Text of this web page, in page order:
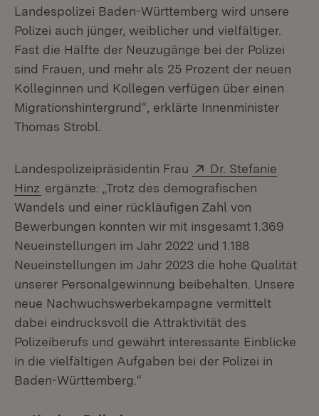
Landespolizei Baden-Württemberg wird unsere
Polizei auch jünger, weiblicher und vielfältiger.
Fast die Hälfte der Neuzugänge bei der Polizei
sind Frauen, und mehr als 25 Prozent der neuen
Kolleginnen und Kollegen verfügen über einen
Migrationshintergrund“, erklärte Innenminister
Thomas Strobl.
Landespolizeipräsidentin Frau Extern:
Dr. Stefanie
Hinz (Öffnet in neuem Fenster)
ergänzte: „Trotz des demografischen
Wandels und einer rückläufigen Zahl von
Bewerbungen konnten wir mit insgesamt 1.369
Neueinstellungen im Jahr 2022 und 1.188
Neueinstellungen im Jahr 2023 die hohe Qualität
unserer Personalgewinnung beibehalten. Unsere
neue Nachwuchswerbekampagne vermittelt
dabei eindrucksvoll die Attraktivität des
Polizeiberufs und gewährt interessante Einblicke
in die vielfältigen Aufgaben bei der Polizei in
Baden-Württemberg.“